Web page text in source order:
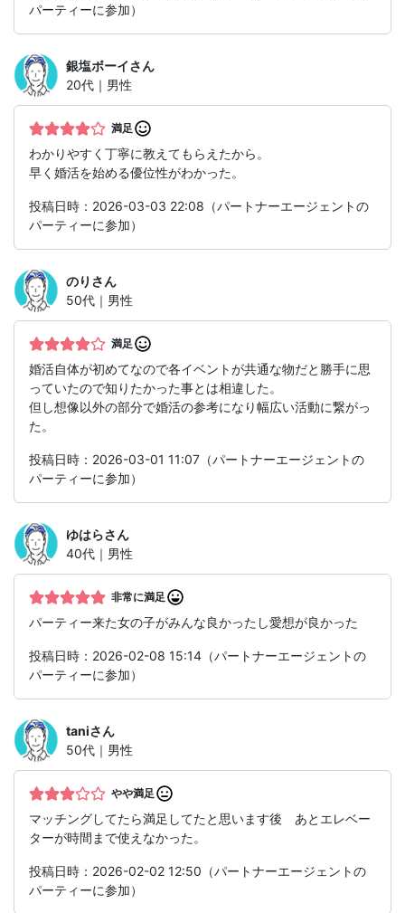
パーティーに参加）
銀塩ボーイさん
20代｜男性
満足
わかりやすく丁寧に教えてもらえたから。
早く婚活を始める優位性がわかった。
投稿日時：2026-03-03 22:08（パートナーエージェントの
パーティーに参加）
のり さん
50代｜男性
満足
婚活自体が初めてなので各イベントが共通な物だと勝手に思
っていたので知りたかった事とは相違した。
但し想像以外の部分で婚活の参考になり幅広い活動に繋がっ
た。
投稿日時：2026-03-01 11:07（パートナーエージェントの
パーティーに参加）
ゆはらさん
40代｜男性
非常に満足
パーティー来た女の子がみんな良かったし愛想が良かった
投稿日時：2026-02-08 15:14（パートナーエージェントの
パーティーに参加）
taniさん
50代｜男性
やや満足
マッチングしてたら満足してたと思います後 あとエレベー
ターが時間まで使えなかった。
投稿日時：2026-02-02 12:50（パートナーエージェントの
パーティーに参加）